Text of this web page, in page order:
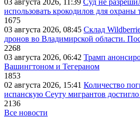
03 августа 2026, 11:39 Суд не
использовать крокодилов для охраны
1675
03 августа 2026, 08:45 Склад
дронов во Владимирской области.
2268
03 августа 2026, 06:42 Трамп
Вашингтоном и Тегераном
1853
02 августа 2026, 15:41 Количество
испанскую Сеуту мигрантов
2136
Все новости